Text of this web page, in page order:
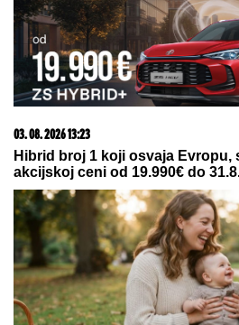
23. 07. 2026 12:47
Letnje večeri u gradu više nisu
Zašto sve više ljudi bira večeru
pretvori u druženje